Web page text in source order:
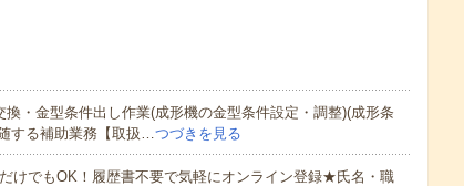
換・金型条件出し作業(成形機の金型条件設定・調整)(成形条
する補助業務【取扱…つづきを見る
けでもOK！履歴書不要で気軽にオンライン登録★氏名・職